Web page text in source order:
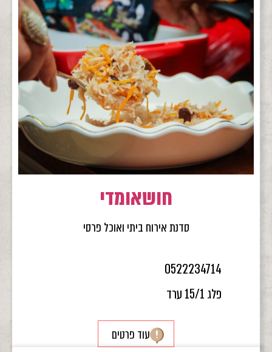
חושאומדי
סדנת אירוח ביתי ואוכל פרסי
0522234714
פלג 15/1 ערד
עוד פרטים